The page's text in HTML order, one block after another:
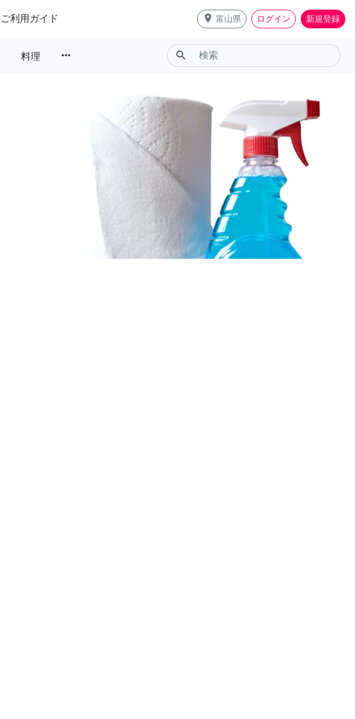
ご利用ガイド place 富山県 ログイン 新規登録
料理 more_horiz search